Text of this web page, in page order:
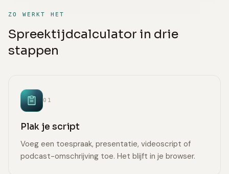
ZO WERKT HET
Spreektijdcalculator in drie
stappen
01
Plak je script
Voeg een toespraak, presentatie, videoscript of
podcast-omschrijving toe. Het blijft in je browser.